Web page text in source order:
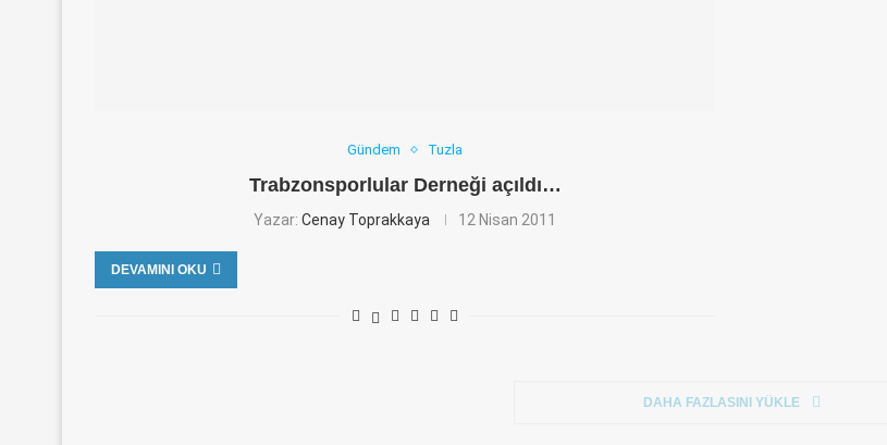
Gündem Tuzla
Trabzonsporlular Derneği açıldı…
Yazar: Cenay Toprakkaya 12 Nisan 2011
DEVAMINI OKU
DAHA FAZLASINI YÜKLE